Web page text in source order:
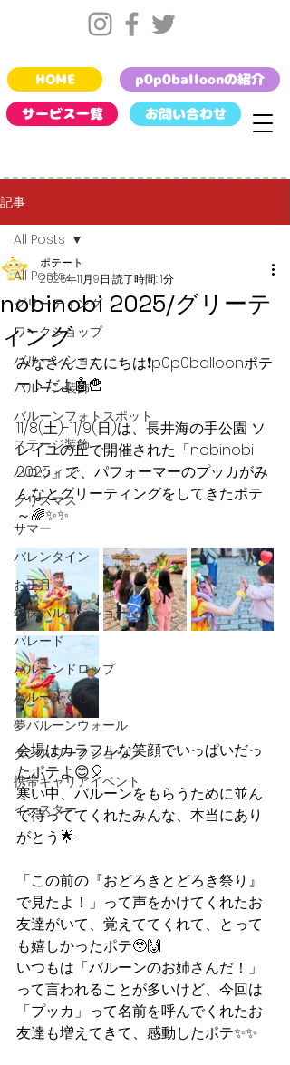
お問い合わせ
HOME
サービス一覧
p0p0balloonの紹介
記事
All Posts
グリーティング
ワークショップ
バルーンショー
バルーン装飾
バルーンフォトスポット
ステージ装飾
ハロウィン
クリスマス
サマー
バレンタイン
お正月
幼保バルーンショー
パレード
バルーンドロップ
バルーンくじ
夢バルーンウォール
ダンスワークショップ
携帯キャリアイベント
イースター
All Posts
nobinobi 2025/グリーテ
ィング
ポテート
2025年11月9日 読了時間: 1分
みなさんこんにちは❗️p0p0balloonポテ
ートだよ🤖🍟
11/8(土)-11/9(日)は、長井海の手公園 ソ
レイユの丘で開催された「nobinobi
2025」で、パフォーマーのプッカがみ
んなとグリーティングをしてきたポテ
～🌈✨✨
会場はカラフルな笑顔でいっぱいだっ
たポテよ😊🎈
寒い中、バルーンをもらうために並ん
で待っててくれたみんな、本当にあり
がとう🌟
「この前の『おどろきとどろき祭り』
で見たよ！」って声をかけてくれたお
友達がいて、覚えててくれて、とって
も嬉しかったポテ🥹🙌
いつもは「バルーンのお姉さんだ！」
って言われることが多いけど、今回は
「プッカ」って名前を呼んでくれたお
友達も増えてきて、感動したポテ✨✨